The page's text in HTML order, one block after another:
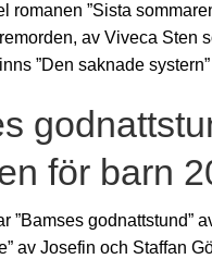
romanen ”Sista
av Viveca Sten
”Den saknade
för barn
”Bamses godnattstund”
av Josefin och Staffan